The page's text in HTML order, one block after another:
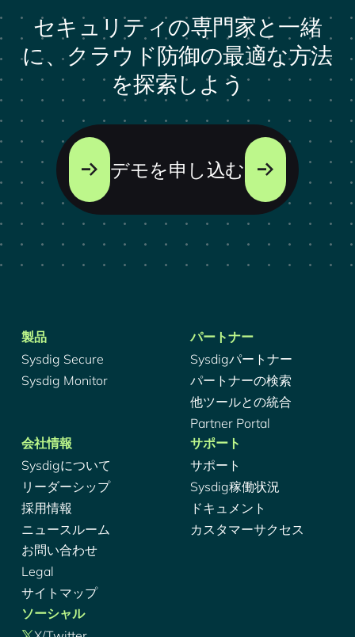
セキュリティの専門家と一緒
に、クラウド防御の最適な方法
を探索しよう
デモを申し込む
製品
Sysdig Secure
Sysdig Monitor
パートナー
Sysdigパートナー
パートナーの検索
他ツールとの統合
Partner Portal
会社情報
Sysdigについて
リーダーシップ
採用情報
ニュースルーム
お問い合わせ
Legal
サイトマップ
サポート
サポート
Sysdig稼働状況
ドキュメント
カスタマーサクセス
ソーシャル